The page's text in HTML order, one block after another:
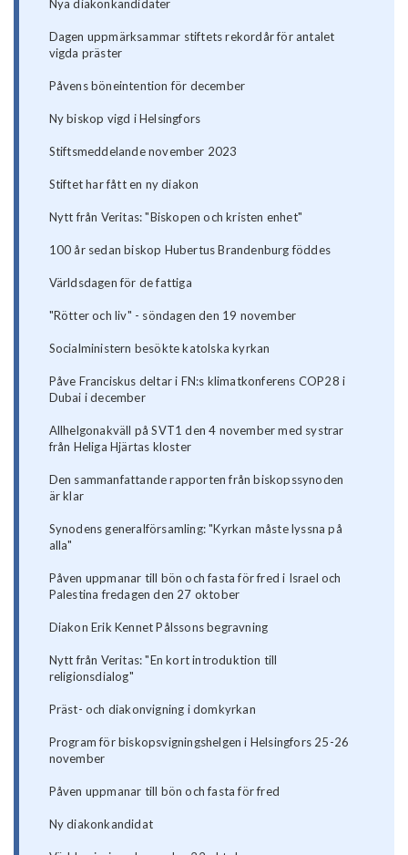
Nya diakonkandidater
Dagen uppmärksammar stiftets rekordår för antalet
vigda präster
Påvens böneintention för december
Ny biskop vigd i Helsingfors
Stiftsmeddelande november 2023
Stiftet har fått en ny diakon
Nytt från Veritas: "Biskopen och kristen enhet"
100 år sedan biskop Hubertus Brandenburg föddes
Världsdagen för de fattiga
"Rötter och liv" - söndagen den 19 november
Socialministern besökte katolska kyrkan
Påve Franciskus deltar i FN:s klimatkonferens COP28 i
Dubai i december
Allhelgonakväll på SVT1 den 4 november med systrar
från Heliga Hjärtas kloster
Den sammanfattande rapporten från biskopssynoden
är klar
Synodens generalförsamling: "Kyrkan måste lyssna på
alla"
Påven uppmanar till bön och fasta för fred i Israel och
Palestina fredagen den 27 oktober
Diakon Erik Kennet Pålssons begravning
Nytt från Veritas: "En kort introduktion till
religionsdialog"
Präst- och diakonvigning i domkyrkan
Program för biskopsvigningshelgen i Helsingfors 25-26
november
Påven uppmanar till bön och fasta för fred
Ny diakonkandidat